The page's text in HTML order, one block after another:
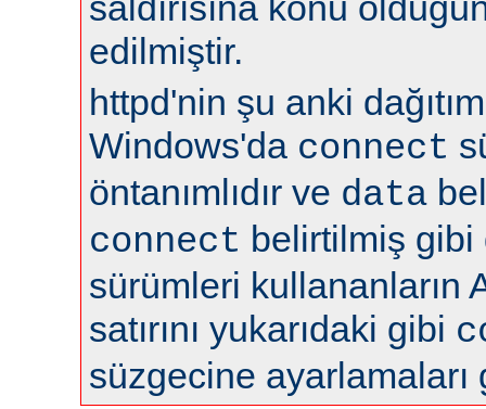
edilmiştir.
httpd'nin şu anki
Windows'da connect
öntanımlıdır ve data
connect belirtilmiş gibi
sürümleri kullananların
satırını yukarıdaki gibi
süzgecine ayarlamaları